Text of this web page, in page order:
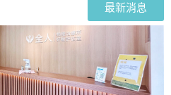
最新消息